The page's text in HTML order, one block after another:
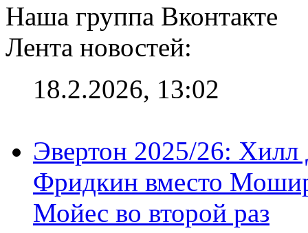
Наша группа Вконтакте
Лента новостей:
18.2.2026, 13:02
Эвертон 2025/26:
Фридкин вместо
Мойес во второй раз